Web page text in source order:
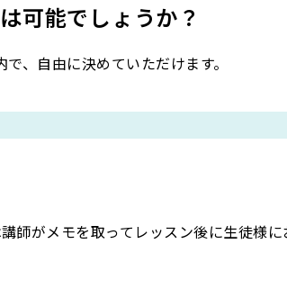
可能でしょうか？
、自由に決めていただけます。
師がメモを取ってレッスン後に生徒様